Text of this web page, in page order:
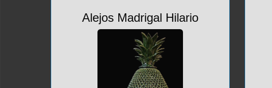
Alejos Madrigal Hilario